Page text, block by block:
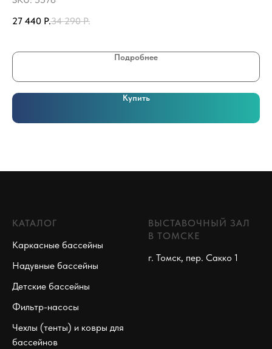
27 440 Р.34 290 Р.
Подробнее
Купить
КАТАЛОГ
Каркасные бассейны
Надувные бассейны
Детские бассейны
Фильтр-насосы
Чехлы (тенты) и ковры для
бассейнов
ВЫСТАВОЧНЫЙ ЗАЛ
В ТОМСКЕ
г. Томск, пер. Сакко 1